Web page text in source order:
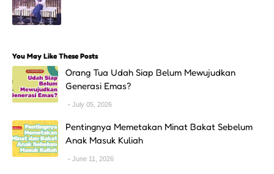
You May Like These Posts
Orang Tua Udah Siap Belum Mewujudkan
Generasi Emas?
July 05, 2026
Pentingnya Memetakan Minat Bakat Sebelum
Anak Masuk Kuliah
June 11, 2026